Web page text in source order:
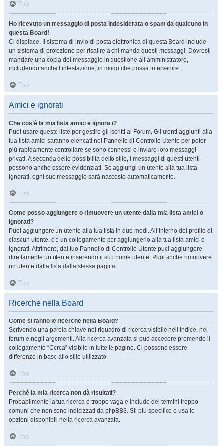
Top
Ho ricevuto un messaggio di posta indesiderata o spam da qualcuno in
questa Board!
Ci dispiace. Il sistema di invio di posta elettronica di questa Board include
un sistema di protezione per risalire a chi manda questi messaggi. Dovresti
mandare una copia del messaggio in questione all’amministratore,
includendo anche l’intestazione, in modo che possa intervenire.
Top
Amici e ignorati
Che cos’è la mia lista amici e ignorati?
Puoi usare queste liste per gestire gli iscritti al Forum. Gli utenti aggiunti alla
tua lista amici saranno elencati nel Pannello di Controllo Utente per poter
più rapidamente controllare se sono connessi e inviare loro messaggi
privati. A seconda delle possibilità dello stile, i messaggi di questi utenti
possono anche essere evidenziati. Se aggiungi un utente alla tua lista
ignorati, ogni suo messaggio sarà nascosto automaticamente.
Top
Come posso aggiungere o rimuovere un utente dalla mia lista amici o
ignorati?
Puoi aggiungere un utente alla tua lista in due modi. All’interno del profilo di
ciascun utente, c’è un collegamento per aggiungerlo alla tua lista amici o
ignorati. Altrimenti, dal tuo Pannello di Controllo Utente puoi aggiungere
direttamente un utente inserendo il suo nome utente. Puoi anche rimuovere
un utente dalla lista dalla stessa pagina.
Top
Ricerche nella Board
Come si fanno le ricerche nella Board?
Scrivendo una parola chiave nel riquadro di ricerca visibile nell’Indice, nei
forum e negli argomenti. Alla ricerca avanzata si può accedere premendo il
collegamento “Cerca” visibile in tutte le pagine. Ci possono essere
differenze in base allo stile utilizzato.
Top
Perché la mia ricerca non dà risultati?
Probabilmente la tua ricerca è troppo vaga e include dei termini troppo
comuni che non sono indicizzati da phpBB3. Sii più specifico e usa le
opzioni disponibili nella ricerca avanzata.
Top